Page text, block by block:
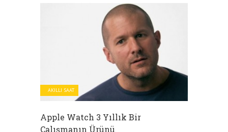
AKILLI SAAT
Apple Watch 3 Yıllık Bir
Çalışmanın Ürünü